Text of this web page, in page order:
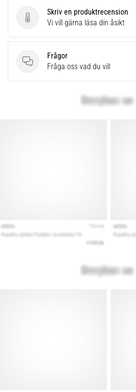
Skriv en produktrecension
Skriv en produktrecension
Vi vill gärna läsa din åsikt
Frågor
Frågor
Fråga oss vad du vill